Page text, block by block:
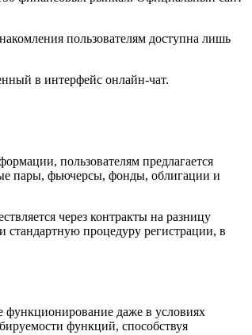
пользователям доступна лишь
в интерфейс онлайн-чат.
пользователям предлагается
пары, фьючерсы, фонды, облигации и
через контракты на разницу
стандартную процедуру регистрации, в
функционирование даже в условиях
функций, способствуя